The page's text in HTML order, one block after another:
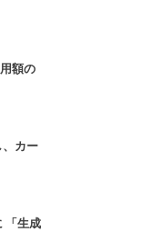
額の
カー
「生成